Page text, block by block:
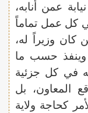
عمن أنابه،
كل عمل تماماً
وزيراً له،
وينفذ حسب ما
في كل جزئية
المعاون، بل
كحاجة ولاية